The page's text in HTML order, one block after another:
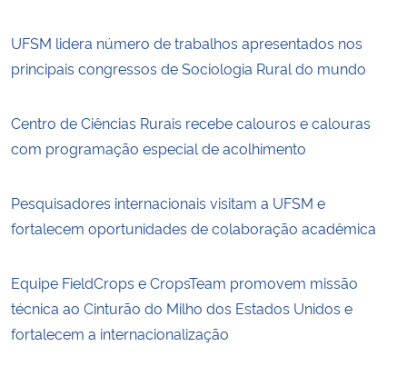
UFSM lidera número de trabalhos apresentados nos
principais congressos de Sociologia Rural do mundo
Centro de Ciências Rurais recebe calouros e calouras
com programação especial de acolhimento
Pesquisadores internacionais visitam a UFSM e
fortalecem oportunidades de colaboração acadêmica
Equipe FieldCrops e CropsTeam promovem missão
técnica ao Cinturão do Milho dos Estados Unidos e
fortalecem a internacionalização